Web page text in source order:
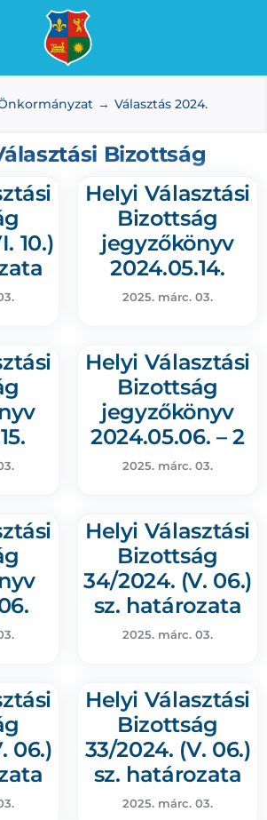
Választás 2024.
Bizottság
10.)
Helyi Választási
Bizottság
jegyzőkönyv
2024.05.14.
2025. márc. 03.
Helyi Választási
Bizottság
jegyzőkönyv
2024.05.06. – 2
2025. márc. 03.
Helyi Választási
Bizottság
34/2024. (V. 06.)
sz. határozata
2025. márc. 03.
06.)
Helyi Választási
Bizottság
33/2024. (V. 06.)
sz. határozata
2025. márc. 03.